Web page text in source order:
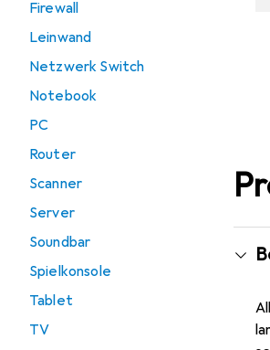
Firewall
Leinwand
Netzwerk Switch
Notebook
PC
Router
Scanner
Server
Soundbar
Spielkonsole
Tablet
TV